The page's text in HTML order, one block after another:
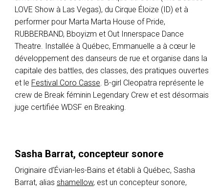
LOVE Show à Las Vegas), du Cirque Éloize (ID) et à
performer pour Marta Marta House of Pride,
RUBBERBAND, Bboyizm et Out Innerspace Dance
Theatre. Installée à Québec, Emmanuelle a à cœur le
développement des danseurs de rue et organise dans la
capitale des battles, des classes, des pratiques ouvertes
et le Festival Coro Casse . B-girl Cleopatra représente le
crew de Break féminin Legendary Crew et est désormais
juge certifiée WDSF en Breaking.
Sasha Barrat, concepteur sonore
Originaire d’Évian-les-Bains et établi à Québec, Sasha
Barrat, alias shamellow, est un concepteur sonore,